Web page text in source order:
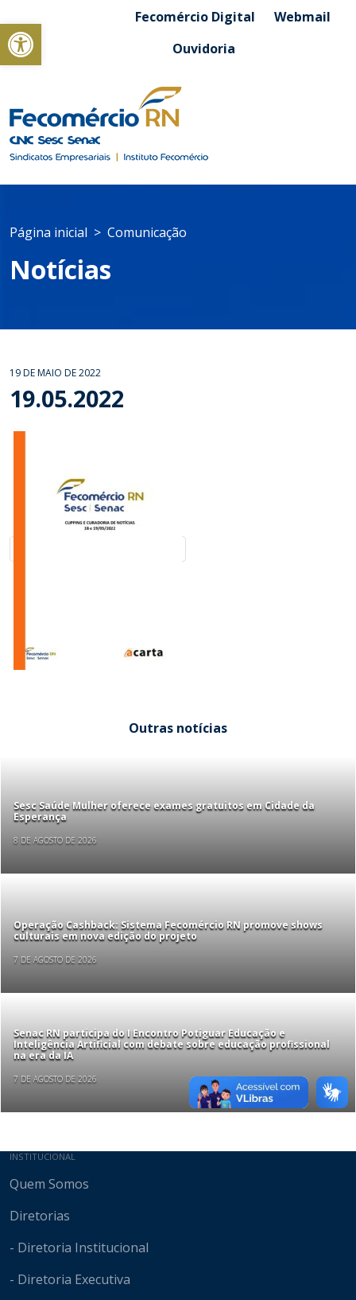
Abrir a barra de ferramentasFecomércio Digital
Webmail
Ouvidoria
Página inicial Comunicação
Notícias
19 DE MAIO DE 2022
19.05.2022
Outras notícias
Sesc Saúde Mulher oferece exames gratuitos em Cidade da
Esperança
8 DE AGOSTO DE 2026
Operação Cashback: Sistema Fecomércio RN promove shows
culturais em nova edição do projeto
7 DE AGOSTO DE 2026
Senac RN participa do I Encontro Potiguar Educação e
Inteligência Artificial com debate sobre educação profissional
na era da IA
7 DE AGOSTO DE 2026
Mapa do site
INSTITUCIONAL
Quem Somos
Diretorias
- Diretoria Institucional
- Diretoria Executiva